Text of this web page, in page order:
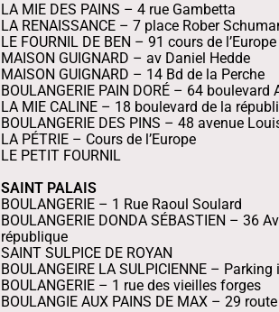
LA MIE DES PAINS – 4 rue Gambetta
LA RENAISSANCE – 7 place Rober
LE FOURNIL DE BEN – 91 cours de l’Europe
MAISON GUIGNARD – av Daniel Hedde
MAISON GUIGNARD – 14 Bd de la Perche
BOULANGERIE PAIN DORÉ – 64 boulevard
LA MIE CALINE – 18 boulevard de la
BOULANGERIE DES PINS – 48 avenue
LA PÉTRIE – Cours de l’Europe
LE PETIT FOURNIL
SAINT PALAIS
BOULANGERIE – 1 Rue Raoul Soulard
BOULANGERIE DONDA SÉBASTIEN – 36
république
SAINT SULPICE DE ROYAN
BOULANGEIRE LA SULPICIENNE –
BOULANGERIE – 1 rue des vieilles forges
BOULANGIE AUX PAINS DE MAX – 29